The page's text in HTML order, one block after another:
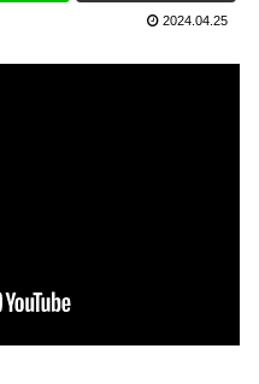
2024.04.25